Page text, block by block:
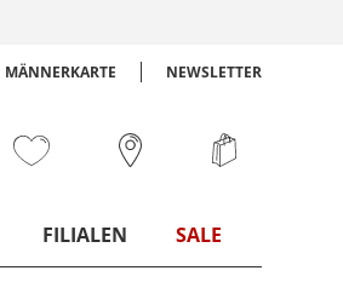
MÄNNERKARTE NEWSLETTER
FILIALEN SALE